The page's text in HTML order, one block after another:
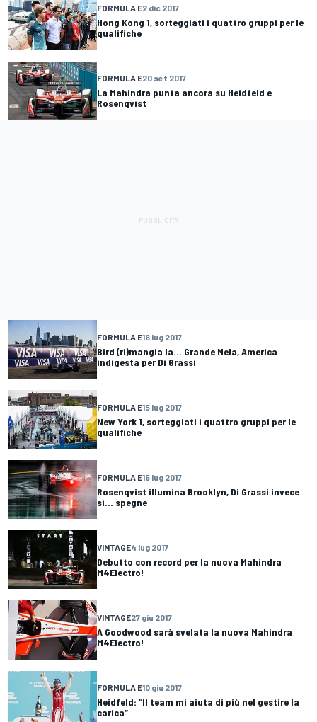
FORMULA E2 dic 2017
Hong Kong 1, sorteggiati i quattro gruppi per le
qualifiche
FORMULA E20 set 2017
La Mahindra punta ancora su Heidfeld e
Rosenqvist
FORMULA E16 lug 2017
Bird (ri)mangia la... Grande Mela, America
indigesta per Di Grassi
FORMULA E15 lug 2017
New York 1, sorteggiati i quattro gruppi per le
qualifiche
FORMULA E15 lug 2017
Rosenqvist illumina Brooklyn, Di Grassi invece
si... spegne
VINTAGE4 lug 2017
Debutto con record per la nuova Mahindra
M4Electro!
VINTAGE27 giu 2017
A Goodwood sarà svelata la nuova Mahindra
M4Electro!
FORMULA E10 giu 2017
Heidfeld: “Il team mi aiuta di più nel gestire la
carica”